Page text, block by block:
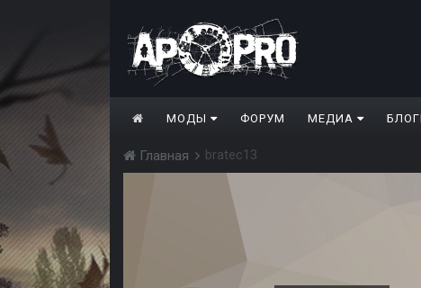
МОДЫ ФОРУМ МЕДИА
Главная bratec13